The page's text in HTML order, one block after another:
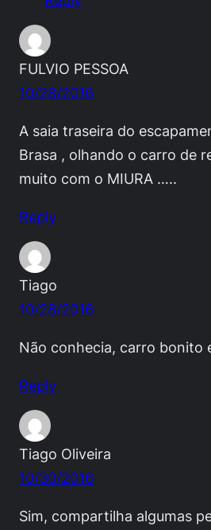
FULVIO PESSOA
10/28/2016
A saia traseira do
Brasa , olhando o carro de
muito com o MIURA …..
Reply
Tiago
10/28/2016
Não conhecia, carro bonito
Reply
Tiago Oliveira
10/30/2016
Sim, compartilha algumas